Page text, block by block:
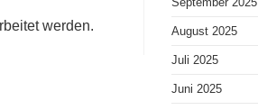
werden. August 2025
Juli 2025
Juni 2025